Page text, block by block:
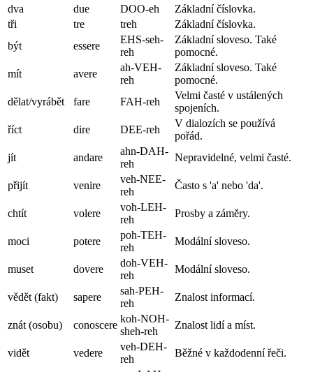
dva
due DOO-eh
Základní číslovka.
tři
tre treh
Základní číslovka.
být
essere
EHS-seh-
reh
Základní sloveso. Také
pomocné.
mít
avere
ah-VEH-
reh
Základní sloveso. Také
pomocné.
dělat/vyrábět
fare FAH-reh
Velmi časté v ustálených
spojeních.
říct
dire DEE-reh
V dialozích se používá
pořád.
jít
andare
ahn-DAH-
reh
Nepravidelné, velmi časté.
přijít venire
veh-NEE-
reh
Často s 'a' nebo 'da'.
chtít volere
voh-LEH-
reh
Prosby a záměry.
moci potere
poh-TEH-
reh
Modální sloveso.
muset dovere
doh-VEH-
reh
Modální sloveso.
vědět (fakt) sapere
sah-PEH-
reh
Znalost informací.
znát (osobu) conoscere
koh-NOH-
sheh-reh
Znalost lidí a míst.
vidět vedere
veh-DEH-
reh
Běžné v každodenní řeči.